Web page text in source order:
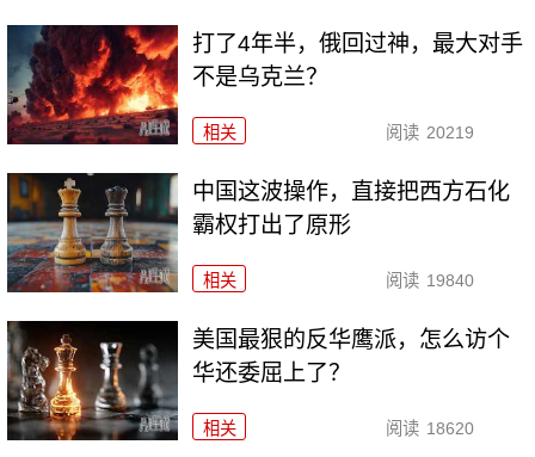
打了4年半，俄回过神，最大对手
不是乌克兰？
相关 阅读 20219
中国这波操作，直接把西方石化
霸权打出了原形
相关 阅读 19840
美国最狠的反华鹰派，怎么访个
华还委屈上了？
相关 阅读 18620